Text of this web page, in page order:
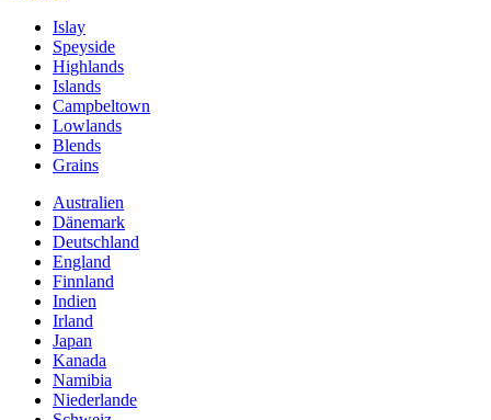
Islay
Speyside
Highlands
Islands
Campbeltown
Lowlands
Blends
Grains
Australien
Dänemark
Deutschland
England
Finnland
Indien
Irland
Japan
Kanada
Namibia
Niederlande